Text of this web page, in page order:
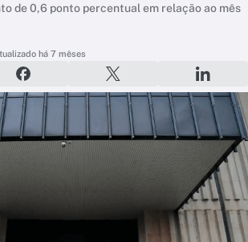
de 0,6 ponto percentual em relação ao mês
há 7 mêses